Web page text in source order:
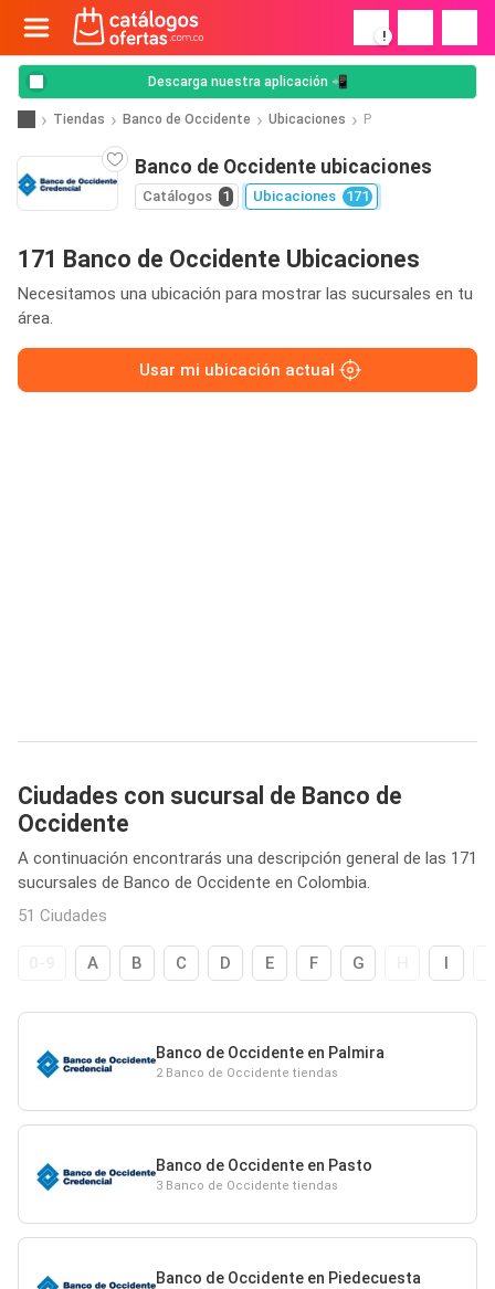
!
Descarga nuestra aplicación 📲
Tiendas Banco de Occidente Ubicaciones P
Banco de Occidente ubicaciones
Catálogos 1 Ubicaciones 171
171 Banco de Occidente Ubicaciones
Necesitamos una ubicación para mostrar las sucursales en tu
área.
Usar mi ubicación actual
Ciudades con sucursal de Banco de
Occidente
A continuación encontrarás una descripción general de las 171
sucursales de Banco de Occidente en Colombia.
51 Ciudades
A B C D E F G I
Banco de Occidente en Palmira
2 Banco de Occidente tiendas
Banco de Occidente en Pasto
3 Banco de Occidente tiendas
Banco de Occidente en Piedecuesta